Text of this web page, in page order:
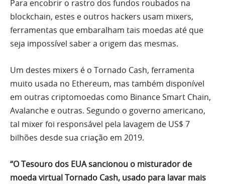
Para encobrir o rastro dos fundos roubados na
blockchain, estes e outros hackers usam mixers,
ferramentas que embaralham tais moedas até que
seja impossível saber a origem das mesmas.
Um destes mixers é o Tornado Cash, ferramenta
muito usada no Ethereum, mas também disponível
em outras criptomoedas como Binance Smart Chain,
Avalanche e outras. Segundo o governo americano,
tal mixer foi responsável pela lavagem de US$ 7
bilhões desde sua criação em 2019.
“O Tesouro dos EUA sancionou o misturador de
moeda virtual Tornado Cash, usado para lavar mais